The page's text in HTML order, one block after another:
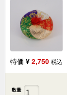
特価 ¥ 2,750 税込
数量